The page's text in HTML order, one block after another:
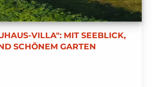
VILLA": MIT SEEBLICK,
SCHÖNEM GARTEN